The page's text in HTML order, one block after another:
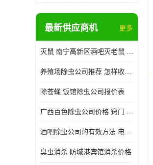
最新供应商机 更多
灭鼠 南宁高新区酒吧灭老鼠 诚信经营
养殖场除虫公司推荐 怎样收费 除苍蝇
除苍蝇 饭馆除虫公司报价表
广西百色除虫公司价格 窍门 除蟑螂
酒吧除虫公司的有效方法 电话 除螨虫
臭虫消杀 防城港宾馆消杀价格